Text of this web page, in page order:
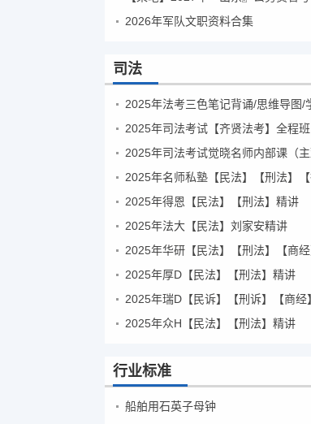
2026年军队文职资料合集
司法
2025年司法考试【齐贤法考】全程班
2025年得恩【民法】【刑法】精讲
2025年法大【民法】刘家安精讲
2025年厚D【民法】【刑法】精讲
2025年众H【民法】【刑法】精讲
行业标准
船舶用石英子母钟